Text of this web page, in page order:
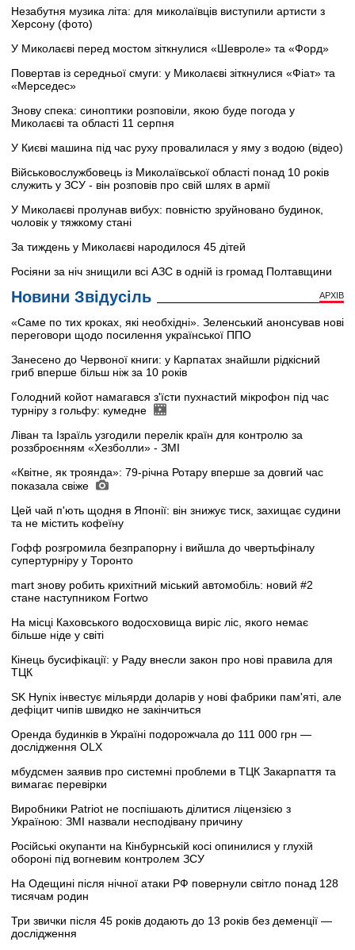
Незабутня музика літа: для миколаївців виступили артисти з
Херсону (фото)
У Миколаєві перед мостом зіткнулися «Шевроле» та «Форд»
Повертав із середньої смуги: у Миколаєві зіткнулися «Фіат» та
«Мерседес»
Знову спека: синоптики розповіли, якою буде погода у
Миколаєві та області 11 серпня
У Києві машина під час руху провалилася у яму з водою (відео)
Військовослужбовець із Миколаївської області понад 10 років
служить у ЗСУ - він розповів про свій шлях в армії
У Миколаєві пролунав вибух: повністю зруйновано будинок,
чоловік у тяжкому стані
За тиждень у Миколаєві народилося 45 дітей
Росіяни за ніч знищили всі АЗС в одній із громад Полтавщини
Новини Звідусіль АРХІВ
«Саме по тих кроках, які необхідні». Зеленський анонсував нові
переговори щодо посилення української ППО
Занесено до Червоної книги: у Карпатах знайшли рідкісний
гриб вперше більш ніж за 10 років
Голодний койот намагався з'їсти пухнастий мікрофон під час
турніру з гольфу: кумедне
Ліван та Ізраїль узгодили перелік країн для контролю за
роззброєнням «Хезболли» - ЗМІ
«Квітне, як троянда»: 79-річна Ротару вперше за довгий час
показала свіже
Цей чай п'ють щодня в Японії: він знижує тиск, захищає судини
та не містить кофеїну
Гофф розгромила безпрапорну і вийшла до чвертьфіналу
супертурніру у Торонто
mart знову робить крихітний міський автомобіль: новий #2
стане наступником Fortwo
На місці Каховського водосховища виріс ліс, якого немає
більше ніде у світі
Кінець бусифікації: у Раду внесли закон про нові правила для
ТЦК
SK Hynix інвестує мільярди доларів у нові фабрики пам'яті, але
дефіцит чипів швидко не закінчиться
Оренда будинків в Україні подорожчала до 111 000 грн —
дослідження OLX
мбудсмен заявив про системні проблеми в ТЦК Закарпаття та
вимагає перевірки
Виробники Patriot не поспішають ділитися ліцензією з
Україною: ЗМІ назвали несподівану причину
Російські окупанти на Кінбурнській косі опинилися у глухій
обороні під вогневим контролем ЗСУ
На Одещині після нічної атаки РФ повернули світло понад 128
тисячам родин
Три звички після 45 років додають до 13 років без деменції —
дослідження